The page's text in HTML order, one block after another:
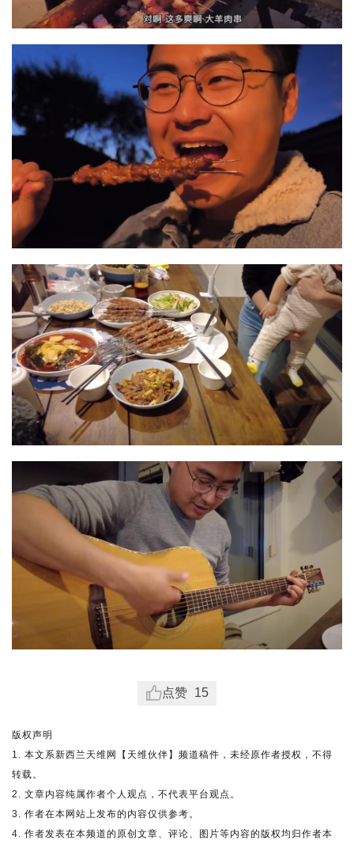
点赞 15
版权声明
1. 本文系新西兰天维网【天维伙伴】频道稿件，未经原作者授权，不得
转载。
2. 文章内容纯属作者个人观点，不代表平台观点。
3. 作者在本网站上发布的内容仅供参考。
4. 作者发表在本频道的原创文章、评论、图片等内容的版权均归作者本